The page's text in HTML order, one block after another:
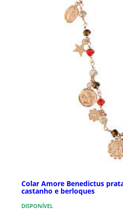
Colar Amore Benedictus
castanho e berloques
DISPONÍVEL